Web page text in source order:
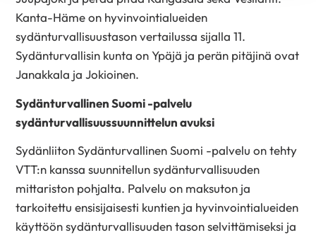
Kanta-Häme on hyvinvointialueiden
sydänturvallisuustason vertailussa sijalla 11.
Sydänturvallisin kunta on Ypäjä ja perän pitäjinä ovat
Janakkala ja Jokioinen.
Sydänturvallinen Suomi -palvelu
sydänturvallisuussuunnittelun avuksi
Sydänliiton Sydänturvallinen Suomi -palvelu on tehty
VTT:n kanssa suunnitellun sydänturvallisuuden
mittariston pohjalta. Palvelu on maksuton ja
tarkoitettu ensisijaisesti kuntien ja hyvinvointialueiden
käyttöön sydänturvallisuuden tason selvittämiseksi ja